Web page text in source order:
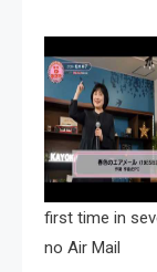
first time in
no Air Mail